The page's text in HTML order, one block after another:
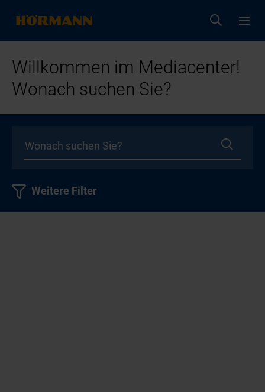
Willkommen im Mediacenter!
Wonach suchen Sie?
Weitere Filter